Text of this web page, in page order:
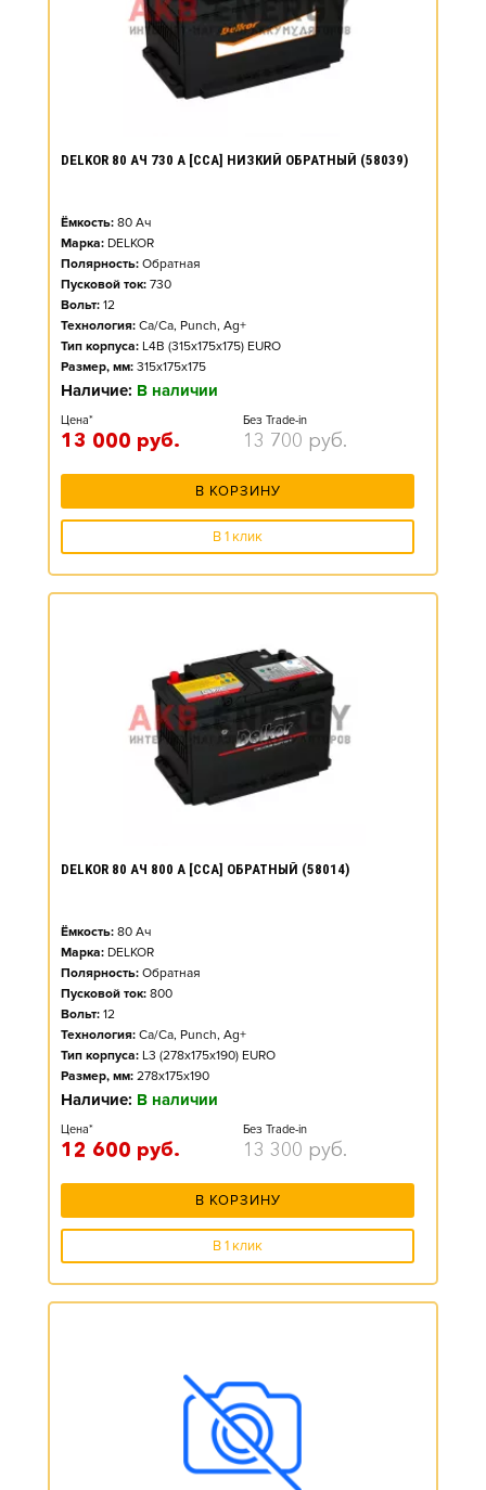
DELKOR 80 АЧ 730 А [CCA] НИЗКИЙ ОБРАТНЫЙ (58039)
Ёмкость: 80 Ач
Марка: DELKOR
Полярность: Обратная
Пусковой ток: 730
Вольт: 12
Технология: Ca/Ca, Punch, Ag+
Тип корпуса: L4B (315x175x175) EURO
Размер, мм: 315x175x175
Наличие: В наличии
Цена*
13 000 руб.
Без Trade-in
13 700 руб.
В КОРЗИНУ
В 1 клик
DELKOR 80 АЧ 800 А [CCA] ОБРАТНЫЙ (58014)
Ёмкость: 80 Ач
Марка: DELKOR
Полярность: Обратная
Пусковой ток: 800
Вольт: 12
Технология: Ca/Ca, Punch, Ag+
Тип корпуса: L3 (278x175x190) EURO
Размер, мм: 278x175x190
Наличие: В наличии
Цена*
12 600 руб.
Без Trade-in
13 300 руб.
В КОРЗИНУ
В 1 клик